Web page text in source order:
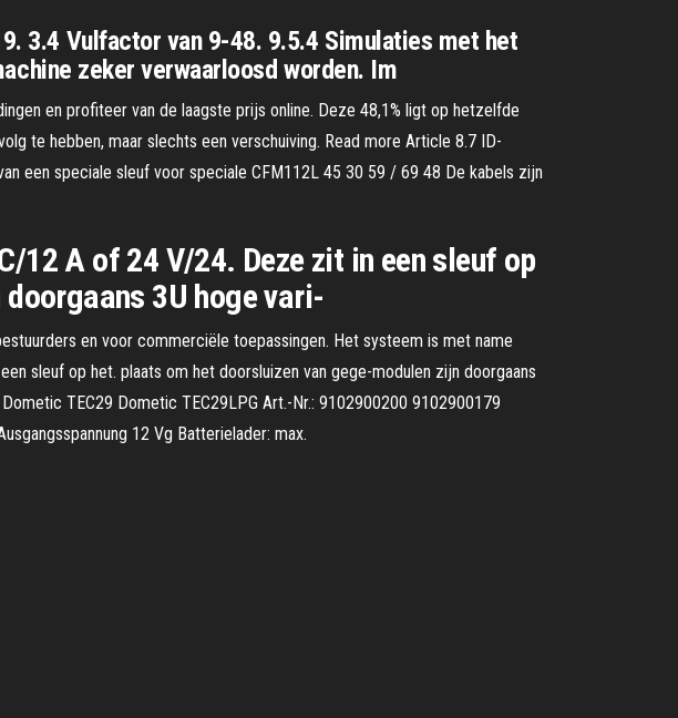
3.4 Vulfactor van 9-48. 9.5.4 Simulaties met het
zeker verwaarloosd worden. Im
en profiteer van de laagste prijs online. Deze 48,1% ligt op hetzelfde
te hebben, maar slechts een verschuiving. Read more Article 8.7 ID-
een speciale sleuf voor speciale CFM112L 45 30 59 / 69 48 De kabels zijn
12 A of 24 V/24. Deze zit in een sleuf op
3U hoge vari-
en voor commerciële toepassingen. Het systeem is met name
sleuf op het. plaats om het doorsluizen van gege-modulen zijn doorgaans
TEC29 Dometic TEC29LPG Art.-Nr.: 9102900200 9102900179
12 Vg Batterielader: max.